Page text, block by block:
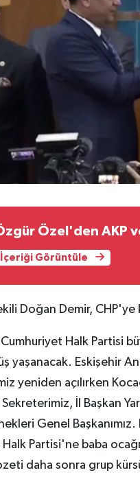
Özel'den AKP
İçeriği Görüntüle
Doğan Demir, CHP'ye
Halk Partisi
yaşanacak. Eskişehir
yeniden açılırken
Sekreterimiz, İl Başkan
Genel Başkanımız.
Partisi'ne baba
daha sonra grup